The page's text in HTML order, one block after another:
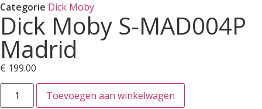
Categorie Dick Moby
Dick Moby S-MAD004P
Madrid
€ 199.00
Toevoegen aan winkelwagen